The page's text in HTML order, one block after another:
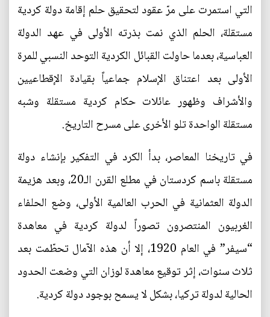
التي استمرت على مرّ عقود لتحقيق حلم إقامة دولة كردية
مستقلة، الحلم الذي نمت بذرته الأولى في عهد الدولة
العباسية، بعدما حاولت القبائل الكردية التوحد النسبي للمرة
الأولى بعد اعتناق الإسلام جماعياً بقيادة الإقطاعيين
والأشراف وظهور عائلات حكام كردية مستقلة وشبه
مستقلة الواحدة تلو الأخرى على مسرح التاريخ.
في تاريخنا المعاصر، بدأ الكرد في التفكير بإنشاء دولة
مستقلة باسم كردستان في مطلع القرن الـ20، وبعد هزيمة
الدولة العثمانية في الحرب العالمية الأولى، وضع الحلفاء
الغربيون المنتصرون تصوراً لدولة كردية في معاهدة
“سيفر” في العام 1920، إلا أن هذه الآمال تحطّمت بعد
ثلاث سنوات، إثر توقيع معاهدة لوزان التي وضعت الحدود
الحالية لدولة تركيا، بشكل لا يسمح بوجود دولة كردية.